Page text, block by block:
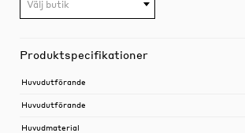
Välj butik
Produktspecifikationer
Huvudutförande
Huvudutförande
Huvudmaterial